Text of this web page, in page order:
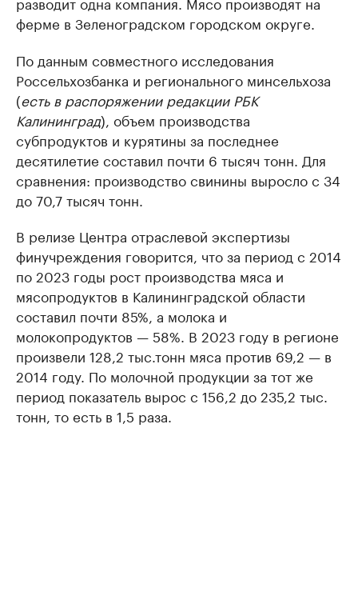
ферме в Зеленоградском городском округе.
По данным совместного исследования
Россельхозбанка и регионального минсельхоза
(есть в распоряжении редакции РБК
Калининград), объем производства
субпродуктов и курятины за последнее
десятилетие составил почти 6 тысяч тонн. Для
сравнения: производство свинины выросло с 34
до 70,7 тысяч тонн.
В релизе Центра отраслевой экспертизы
финучреждения говорится, что за период с 2014
по 2023 годы рост производства мяса и
мясопродуктов в Калининградской области
составил почти 85%, а молока и
молокопродуктов — 58%. В 2023 году в регионе
произвели 128,2 тыс.тонн мяса против 69,2 — в
2014 году. По молочной продукции за тот же
период показатель вырос с 156,2 до 235,2 тыс.
тонн, то есть в 1,5 раза.